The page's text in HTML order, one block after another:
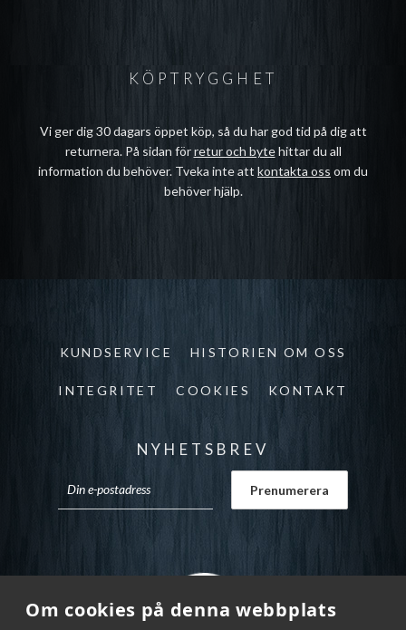
Om cookies på denna webbplats
KÖPTRYGGHET
Vi ger dig 30 dagars öppet köp, så du har god tid på dig att
returnera. På sidan förretur och bytehittar du all
information du behöver. Tveka inte att kontakta oss om du
behöver hjälp.
KUNDSERVICE HISTORIEN OM OSS
INTEGRITET COOKIES KONTAKT
NYHETSBREV